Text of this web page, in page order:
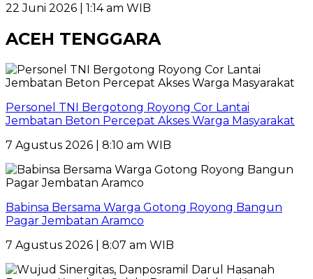
22 Juni 2026 | 1:14 am WIB
ACEH TENGGARA
Personel TNI Bergotong Royong Cor Lantai
Jembatan Beton Percepat Akses Warga Masyarakat
7 Agustus 2026 | 8:10 am WIB
Babinsa Bersama Warga Gotong Royong Bangun
Pagar Jembatan Aramco
7 Agustus 2026 | 8:07 am WIB